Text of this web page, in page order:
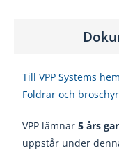
Till VPP Systems
Foldrar och
VPP lämnar5 års
uppstår under